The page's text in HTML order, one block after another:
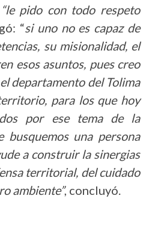
“le pido con todo respeto
“si uno no es capaz de
su misionalidad, el
esos asuntos, pues creo
departamento del Tolima
para los que hoy
por ese tema de la
busquemos una persona
a construir la sinergias
territorial, del cuidado
ambiente”, concluyó.